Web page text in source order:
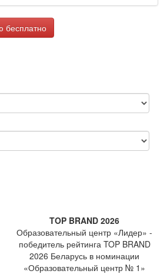
бесплатно
TOP BRAND 2026
Образовательный центр «Лидер» -
победитель рейтинга TOP BRAND
2026 Беларусь в номинации
«Образовательный центр № 1»